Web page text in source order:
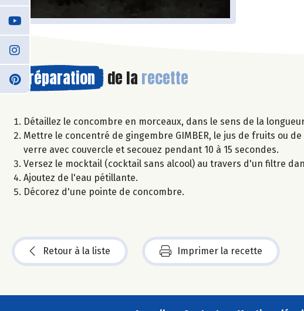
Préparation de la recette
Détaillez le concombre en morceaux, dans le sens de la
Mettre le concentré de gingembre GIMBER, le jus de fruits ou
verre avec couvercle et secouez pendant 10 à 15 secondes.
Versez le mocktail (cocktail sans alcool) au travers d'un filtre
Ajoutez de l'eau pétillante.
Décorez d'une pointe de concombre.
Retour à la liste Imprimer la recette